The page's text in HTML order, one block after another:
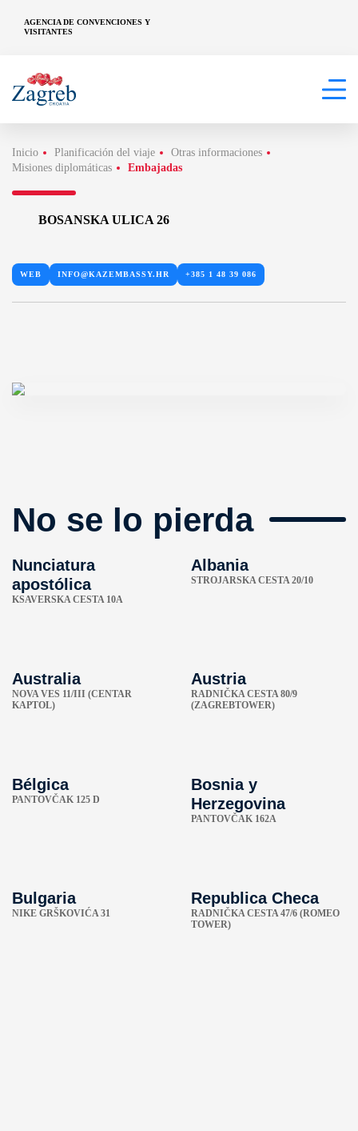
AGENCIA DE CONVENCIONES Y
VISITANTES
Inicio Planificación del viaje
Otras informaciones
Misiones diplomáticas
Embajadas
BOSANSKA ULICA 26
WEB INFO@KAZEMBASSY.HR +385 1 48 39 086
No se lo pierda
Nunciatura
apostólica
KSAVERSKA CESTA 10A
Albania
STROJARSKA CESTA 20/10
Australia
NOVA VES 11/III (CENTAR
KAPTOL)
Austria
RADNIČKA CESTA 80/9
(ZAGREBTOWER)
Bélgica
PANTOVČAK 125 D
Bosnia y
Herzegovina
PANTOVČAK 162A
Bulgaria
NIKE GRŠKOVIĆA 31
Republica Checa
RADNIČKA CESTA 47/6 (ROMEO
TOWER)